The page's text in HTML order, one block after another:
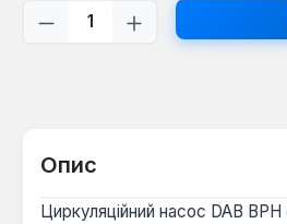
Кількість товару:
Опис
Циркуляційний насос DAB